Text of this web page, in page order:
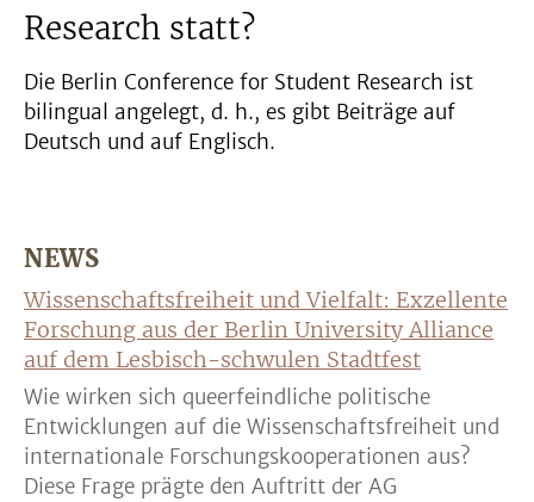
Research statt?
Die Berlin Conference for Student Research ist
bilingual angelegt, d. h., es gibt Beiträge auf
Deutsch und auf Englisch.
NEWS
Wissenschaftsfreiheit und Vielfalt: Exzellente
Forschung aus der Berlin University Alliance
auf dem Lesbisch-schwulen Stadtfest
Wie wirken sich queerfeindliche politische
Entwicklungen auf die Wissenschaftsfreiheit und
internationale Forschungskooperationen aus?
Diese Frage prägte den Auftritt der AG